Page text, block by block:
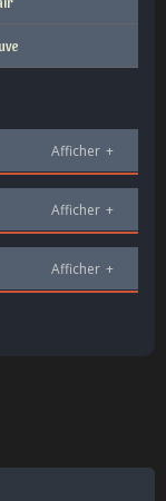
Afficher +
Afficher +
Afficher +